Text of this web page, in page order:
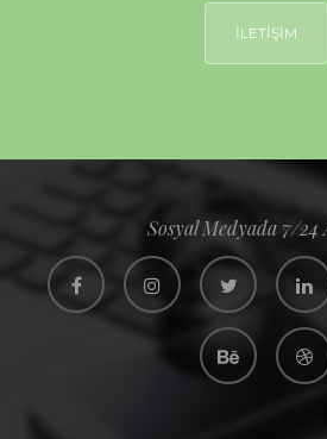
İLETİŞİM
Sosyal Medyada 7/24